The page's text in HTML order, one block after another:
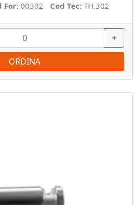
For: 00302 Cod Tec: TH.302
+
ORDINA